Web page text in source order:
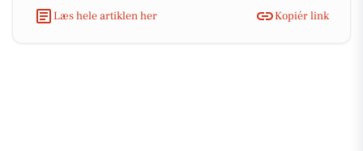
Læs hele artiklen her
Kopiér link